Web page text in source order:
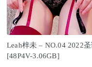
Leah梓未 – NO.04 2022
[48P4V-3.06GB]